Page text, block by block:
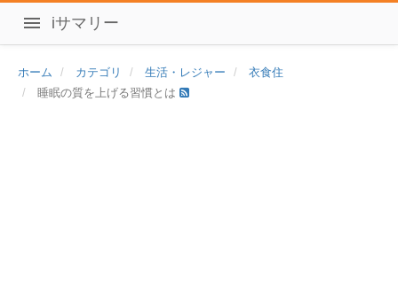
iサマリー
ホーム カテゴリ 生活・レジャー
衣食住
睡眠の質を上げる習慣とは